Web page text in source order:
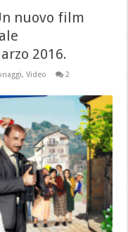
nuovo film
2016.
,Video
2